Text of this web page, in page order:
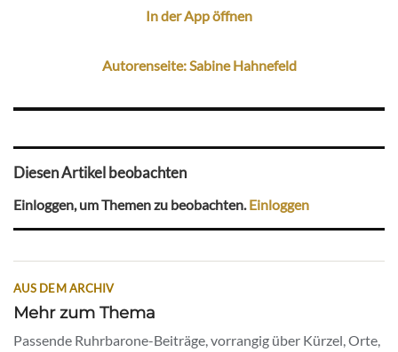
In der App öffnen
Autorenseite: Sabine Hahnefeld
Diesen Artikel beobachten
Einloggen, um Themen zu beobachten. Einloggen
AUS DEM ARCHIV
Mehr zum Thema
Passende Ruhrbarone-Beiträge, vorrangig über Kürzel, Orte,